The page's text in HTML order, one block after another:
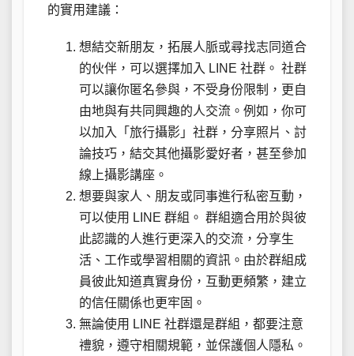
的實用建議：
想結交新朋友，拓展人脈或尋找志同道合
的伙伴，可以選擇加入 LINE 社群。 社群
可以讓你匿名參與，不受身份限制，更自
由地與有共同興趣的人交流。例如，你可
以加入「旅行攝影」社群，分享照片、討
論技巧，結交其他攝影愛好者，甚至參加
線上攝影講座。
想要與家人、朋友或同事進行私密互動，
可以使用 LINE 群組。 群組適合用於與彼
此認識的人進行更深入的交流，分享生
活、工作或學習相關的資訊。由於群組成
員彼此知道真實身份，互動更頻繁，建立
的信任關係也更牢固。
無論使用 LINE 社群還是群組，都要注意
禮貌，遵守相關規範，並保護個人隱私。